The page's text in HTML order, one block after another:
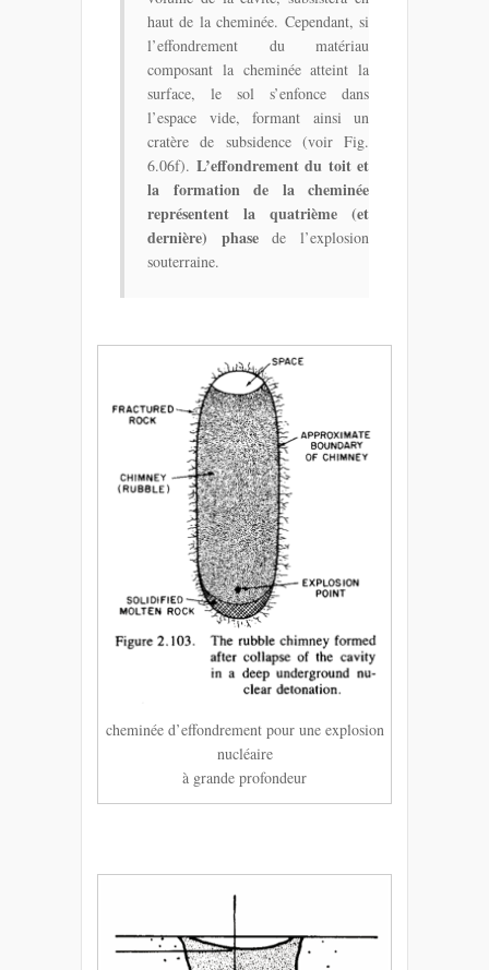
haut de la cheminée. Cependant, si
l’effondrement du matériau
composant la cheminée atteint la
surface, le sol s’enfonce dans
l’espace vide, formant ainsi un
cratère de subsidence (voir Fig.
6.06f). L’effondrement du toit et
la formation de la cheminée
représentent la quatrième (et
dernière) phasede l’explosion
souterraine.
cheminée d’effondrement pour une explosion
nucléaire
à grande profondeur